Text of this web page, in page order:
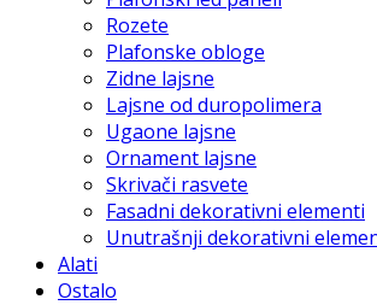
Rozete
Plafonske obloge
Zidne lajsne
Lajsne od duropolimera
Ugaone lajsne
Ornament lajsne
Skrivači rasvete
Fasadni dekorativni elementi
Unutrašnji dekorativni
Alati
Ostalo